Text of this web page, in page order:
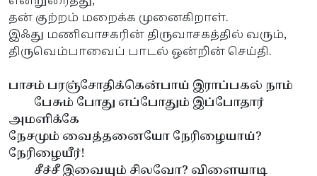
தன் குற்றம் மறைக்க முனைகிறாள்.
இஃது மணிவாசகரின் திருவாசகத்தில் வரும்,
திருவெம்பாவைப் பாடல் ஒன்றின் செய்தி.
பாசம் பரஞ்சோதிக்கென்பாய் இராப்பகல் நாம்
பேசும் போது எப்போதும் இப்போதார்
அமளிக்கே
நேசமும் வைத்தனையோ நேரிழையாய்?
நேரிழையீர்!
சீச்சீ இவையும் சிலவோ? விளையாடி